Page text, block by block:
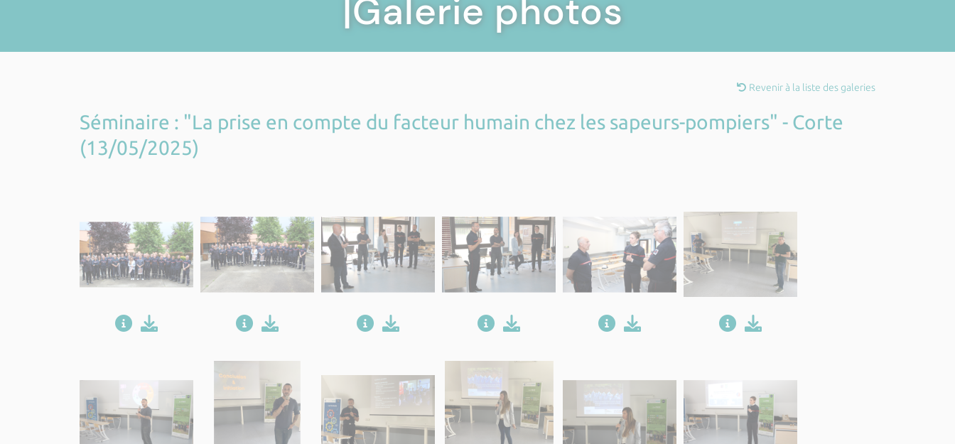
|Galerie photos
Revenir à la liste des galeries
Séminaire : "La prise en compte du facteur humain chez les sapeurs-pompiers" - Corte
(13/05/2025)